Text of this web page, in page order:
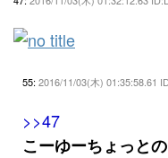
55: 2016/11/03(木) 01:35:58.61
>>47
こーゆーちょっと